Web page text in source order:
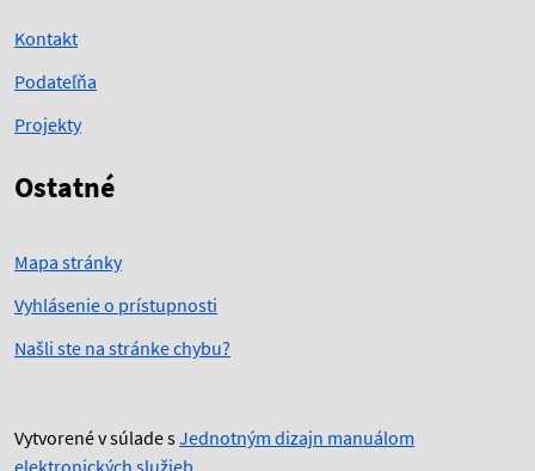
Kontakt
Podateľňa
Projekty
Ostatné
Mapa stránky
Vyhlásenie o prístupnosti
Našli ste na stránke chybu?
Vytvorené v súlade sJednotným dizajn manuálom